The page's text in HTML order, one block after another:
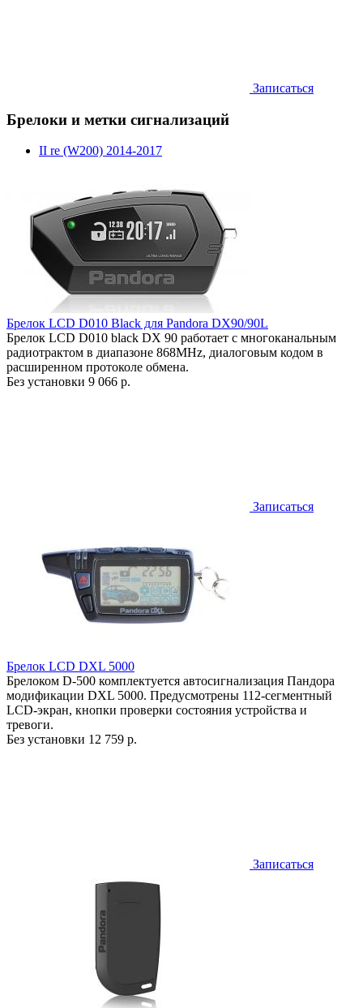
Записаться
Брелоки и метки сигнализаций
II re (W200) 2014-2017
Брелок LCD D010 Black для Pandora DX90/90L
Брелок LCD D010 black DX 90 работает c многоканальным
радиотрактом в диапазоне 868MHz, диалоговым кодом в
расширенном протоколе обмена.
Без установки 9 066 р.
Записаться
Брелок LCD DXL 5000
Брелоком D-500 комплектуется автосигнализация Пандора
модификации DXL 5000. Предусмотрены 112-сегментный
LCD-экран, кнопки проверки состояния устройства и
тревоги.
Без установки 12 759 р.
Записаться